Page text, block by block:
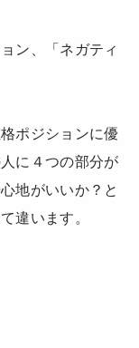
ン、「ネガティ
ポジションに優
に４つの部分が
地がいいか？と
違います。